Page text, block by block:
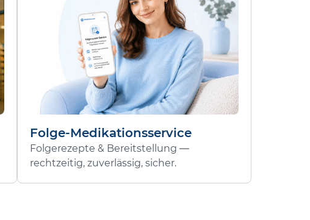
Folge-Medikationsservice
Folgerezepte & Bereitstellung —
rechtzeitig, zuverlässig, sicher.